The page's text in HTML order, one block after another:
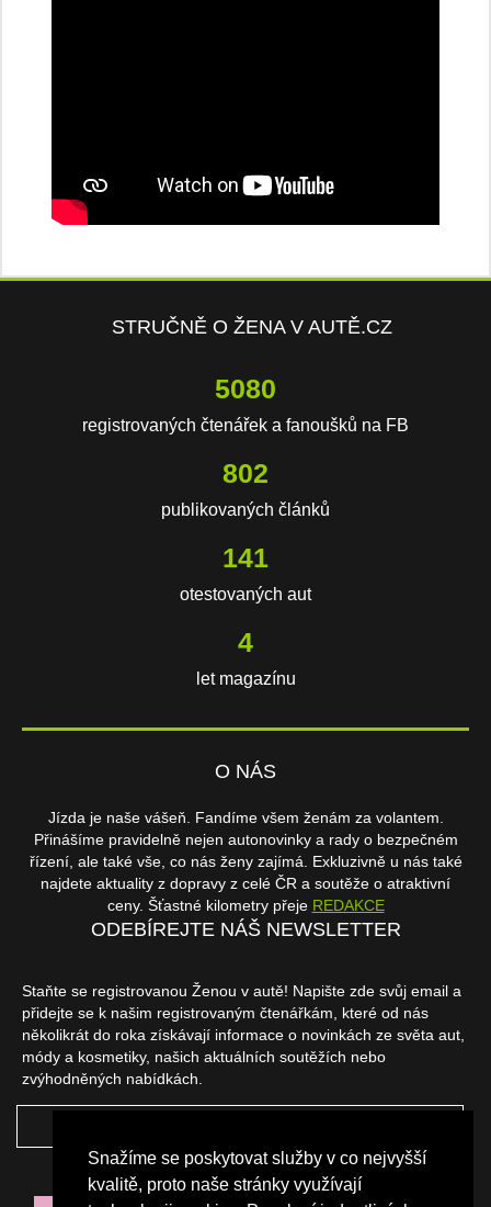
Snažíme se poskytovat služby v co nejvyšší
kvalitě, proto naše stránky využívají
STRUČNĚ O ŽENA V AUTĚ.CZ
6958
registrovaných čtenářek a fanoušků na FB
1098
publikovaných článků
193
otestovaných aut
6
let magazínu
O NÁS
Jízda je naše vášeň. Fandíme všem ženám za volantem.
Přinášíme pravidelně nejen autonovinky a rady o bezpečném
řízení, ale také vše, co nás ženy zajímá. Exkluzivně u nás také
najdete aktuality z dopravy z celé ČR a soutěže o atraktivní
ceny. Šťastné kilometry přeje REDAKCE
ODEBÍREJTE NÁŠ NEWSLETTER
Staňte se registrovanou Ženou v autě! Napište zde svůj email a
přidejte se k našim registrovaným čtenářkám, které od nás
několikrát do roka získávají informace o novinkách ze světa aut,
módy a kosmetiky, našich aktuálních soutěžích nebo
zvýhodněných nabídkách.
NAŠI PARTNEŘI